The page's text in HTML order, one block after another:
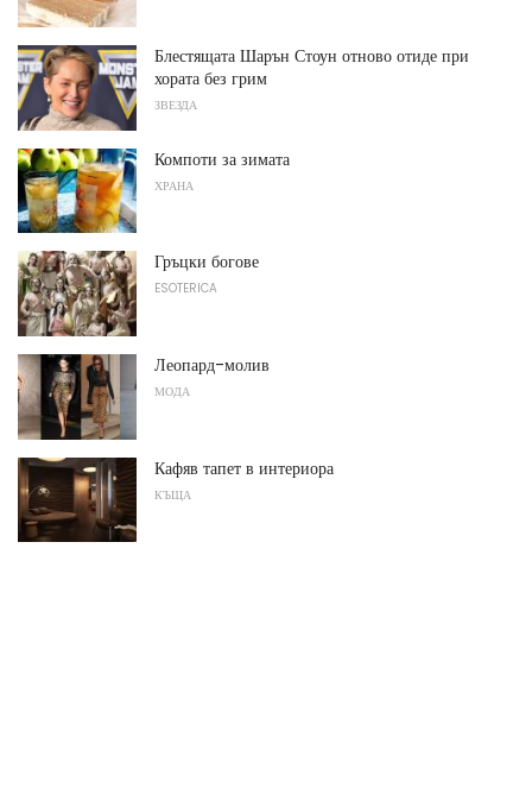
Блестящата Шарън Стоун отново отиде при
хората без грим
ЗВЕЗДА
Компоти за зимата
ХРАНА
Гръцки богове
ESOTERICA
Леопард-молив
МОДА
Кафяв тапет в интериора
КЪЩА